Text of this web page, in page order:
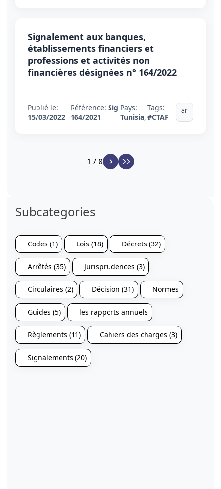
Signalement aux banques,
établissements financiers et
professions et activités non
financières désignées n° 164/2022
Publié le:
15/03/2022
Référence:Sig
164/2021
Pays:
Tunisia,
Tags:
#CTAF
ar
1 / 8
Subcategories
Codes (1) Lois (18) Décrets (32)
Arrêtés (35) Jurisprudences (3)
Circulaires (2) Décision (31) Normes
Guides (5) les rapports annuels
Règlements (11) Cahiers des charges (3)
Signalements (20)